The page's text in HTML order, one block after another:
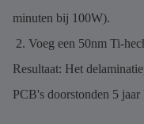
minuten bij 100W).
2. Voeg een 50nm Ti-
Resultaat: Het
PCB's doorstonden 5